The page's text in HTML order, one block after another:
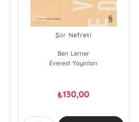
Şiir Nefreti
Ben Lerner
Everest Yayınları
₺130,00